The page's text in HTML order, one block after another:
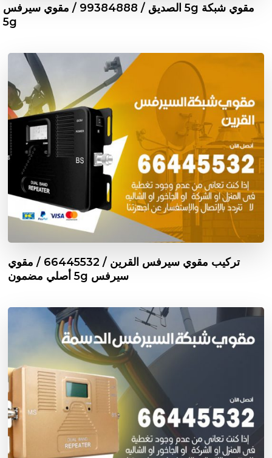
مقوي شبكة 5g الصديق / 99384888 / مقوي سيرفس
5g
تركيب مقوي سيرفس القرين / 66445532 / مقوي
سيرفس 5g أصلي مضمون